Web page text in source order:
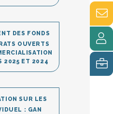
DES FONDS
OUVERTS
2025 ET 2024
SUR LES
: GAN